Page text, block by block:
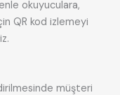
okuyuculara,
QR kod izlemeyi
müşteri